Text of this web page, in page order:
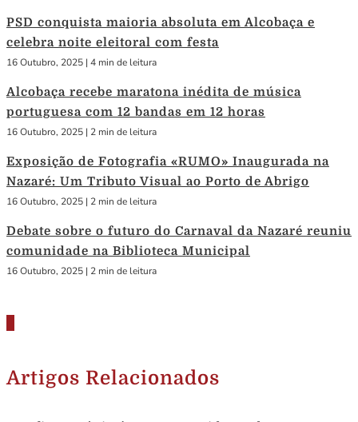
PSD conquista maioria absoluta em Alcobaça e
celebra noite eleitoral com festa
16 Outubro, 2025 | 4 min de leitura
Alcobaça recebe maratona inédita de música
portuguesa com 12 bandas em 12 horas
16 Outubro, 2025 | 2 min de leitura
Exposição de Fotografia «RUMO» Inaugurada na
Nazaré: Um Tributo Visual ao Porto de Abrigo
16 Outubro, 2025 | 2 min de leitura
Debate sobre o futuro do Carnaval da Nazaré reuniu
comunidade na Biblioteca Municipal
16 Outubro, 2025 | 2 min de leitura
Artigos Relacionados